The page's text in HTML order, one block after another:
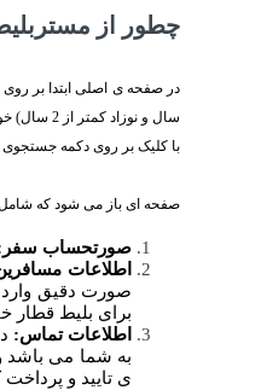
چطور از
سال و نوزاد کمتر از 2 سال) خود را وارد نمایید. در صورتی که مایل هستید کوپه ی قطار دربست خودتان باشد، گزینه کوپه دربست را انتخاب کنید.
با کلیک بر روی دکمه جستجوی
صفحه ای باز می شود که
صورتحساب
اطلاعات
صورت دقیق وارد
برای بلیط قطار
اطلاعات تماس:
به شما می باشد
ی تایید و پرداخت